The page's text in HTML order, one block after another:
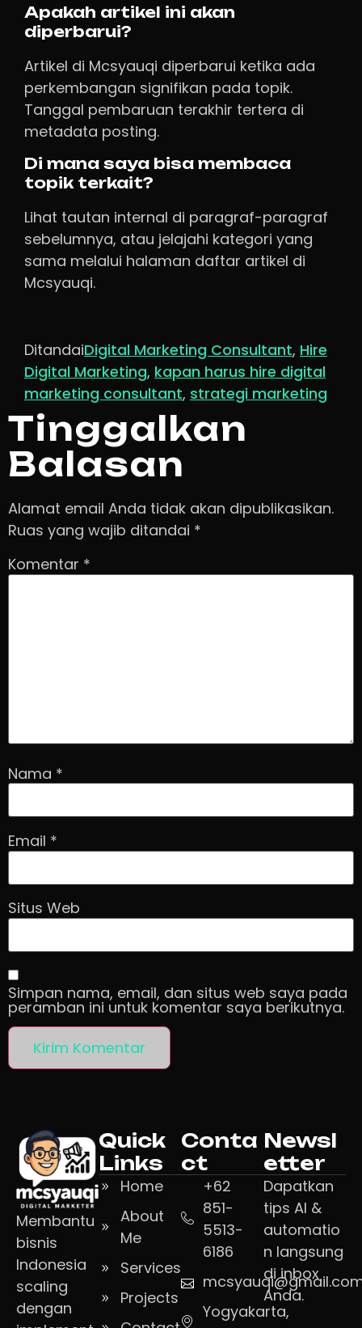
Apakah artikel ini akan
diperbarui?
Artikel di Mcsyauqi diperbarui ketika ada
perkembangan signifikan pada topik.
Tanggal pembaruan terakhir tertera di
metadata posting.
Di mana saya bisa membaca
topik terkait?
Lihat tautan internal di paragraf-paragraf
sebelumnya, atau jelajahi kategori yang
sama melalui halaman daftar artikel di
Mcsyauqi.
DitandaiDigital Marketing Consultant, Hire
Digital Marketing, kapan harus hire digital
marketing consultant, strategi marketing
Tinggalkan
Balasan
Alamat email Anda tidak akan dipublikasikan.
Ruas yang wajib ditandai *
Komentar *
Nama *
Email *
Situs Web
Simpan nama, email, dan situs web saya pada
peramban ini untuk komentar saya berikutnya.
Membantu
bisnis
Indonesia
scaling
dengan
Quick
Links
Home
About
Me
Services
Projects
Conta
ct
+62
851-
5513-
6186
Yogyakarta,
Newsl
etter
Dapatkan
tips AI &
automatio
n langsung
di inbox
Anda.